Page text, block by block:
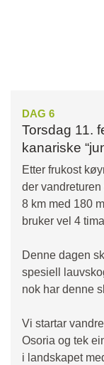
DAG 6
Torsdag 11.
kanariske
Etter frukost
der vandreturen
8 km med 180
bruker vel 4
Denne dagen
spesiell
nok har denne
Vi startar
Osoria og tek
i landskapet